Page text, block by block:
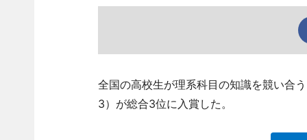
全国の高校生が理系科目の知識を競い合
3）が総合3位に入賞した。